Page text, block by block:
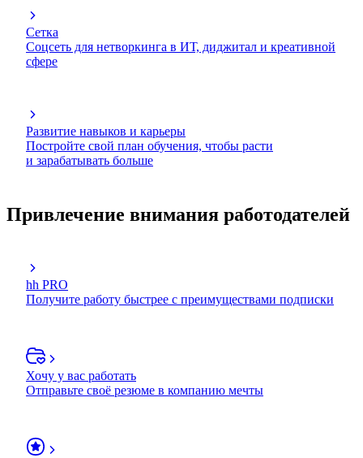
Сетка
Соцсеть для нетворкинга в ИТ, диджитал и креативной
сфере
Развитие навыков и карьеры
Постройте свой план обучения, чтобы расти
и зарабатывать больше
Привлечение внимания работодателей
hh PRO
Получите работу быстрее с преимуществами подписки
Хочу у вас работать
Отправьте своё резюме в компанию мечты